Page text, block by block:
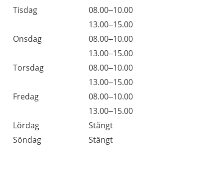
Tisdag
08.00–10.00
13.00–15.00
Onsdag
08.00–10.00
13.00–15.00
Torsdag
08.00–10.00
13.00–15.00
Fredag
08.00–10.00
13.00–15.00
Lördag
Stängt
Söndag
Stängt